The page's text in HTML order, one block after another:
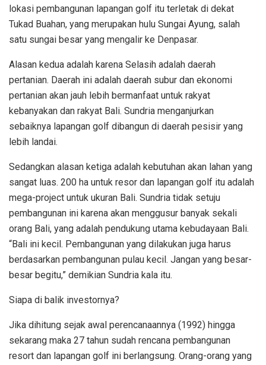
lokasi pembangunan lapangan golf itu terletak di dekat
Tukad Buahan, yang merupakan hulu Sungai Ayung, salah
satu sungai besar yang mengalir ke Denpasar.
Alasan kedua adalah karena Selasih adalah daerah
pertanian. Daerah ini adalah daerah subur dan ekonomi
pertanian akan jauh lebih bermanfaat untuk rakyat
kebanyakan dan rakyat Bali. Sundria menganjurkan
sebaiknya lapangan golf dibangun di daerah pesisir yang
lebih landai.
Sedangkan alasan ketiga adalah kebutuhan akan lahan yang
sangat luas. 200 ha untuk resor dan lapangan golf itu adalah
mega-project untuk ukuran Bali. Sundria tidak setuju
pembangunan ini karena akan menggusur banyak sekali
orang Bali, yang adalah pendukung utama kebudayaan Bali.
“Bali ini kecil. Pembangunan yang dilakukan juga harus
berdasarkan pembangunan pulau kecil. Jangan yang besar-
besar begitu,” demikian Sundria kala itu.
Siapa di balik investornya?
Jika dihitung sejak awal perencanaannya (1992) hingga
sekarang maka 27 tahun sudah rencana pembangunan
resort dan lapangan golf ini berlangsung. Orang-orang yang